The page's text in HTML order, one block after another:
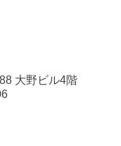
大野ビル4階